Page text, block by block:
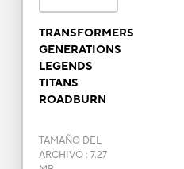
TRANSFORMERS
GENERATIONS
LEGENDS
TITANS
ROADBURN
TAMAÑO DEL
ARCHIVO: 7.27